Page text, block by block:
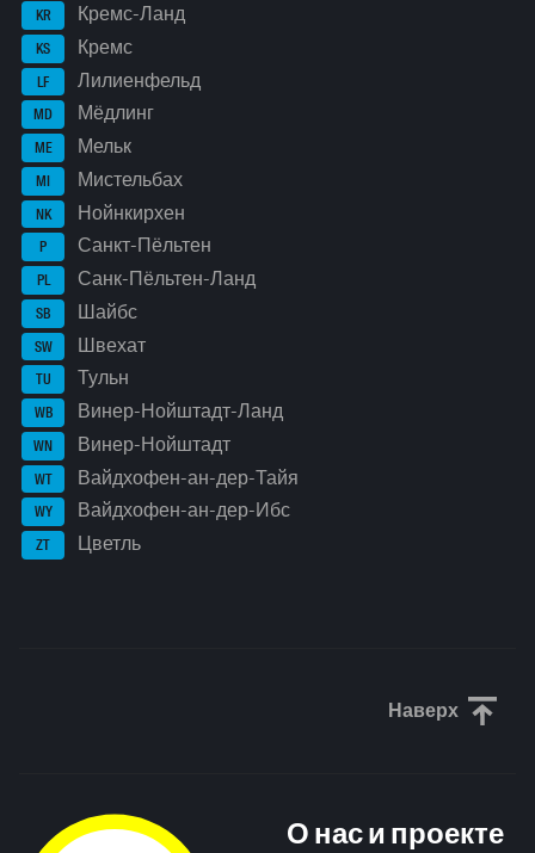
KR Кремс-Ланд
KS Кремс
LF Лилиенфельд
MD Мёдлинг
ME Мельк
MI Мистельбах
NK Нойнкирхен
P Санкт-Пёльтен
PL Санк-Пёльтен-Ланд
SB Шайбс
SW Швехат
TU Тульн
WB Винер-Нойштадт-Ланд
WN Винер-Нойштадт
WT Вайдхофен-ан-дер-Тайя
WY Вайдхофен-ан-дер-Ибс
ZT Цветль
Наверх
О нас и проекте